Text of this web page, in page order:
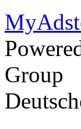
Group